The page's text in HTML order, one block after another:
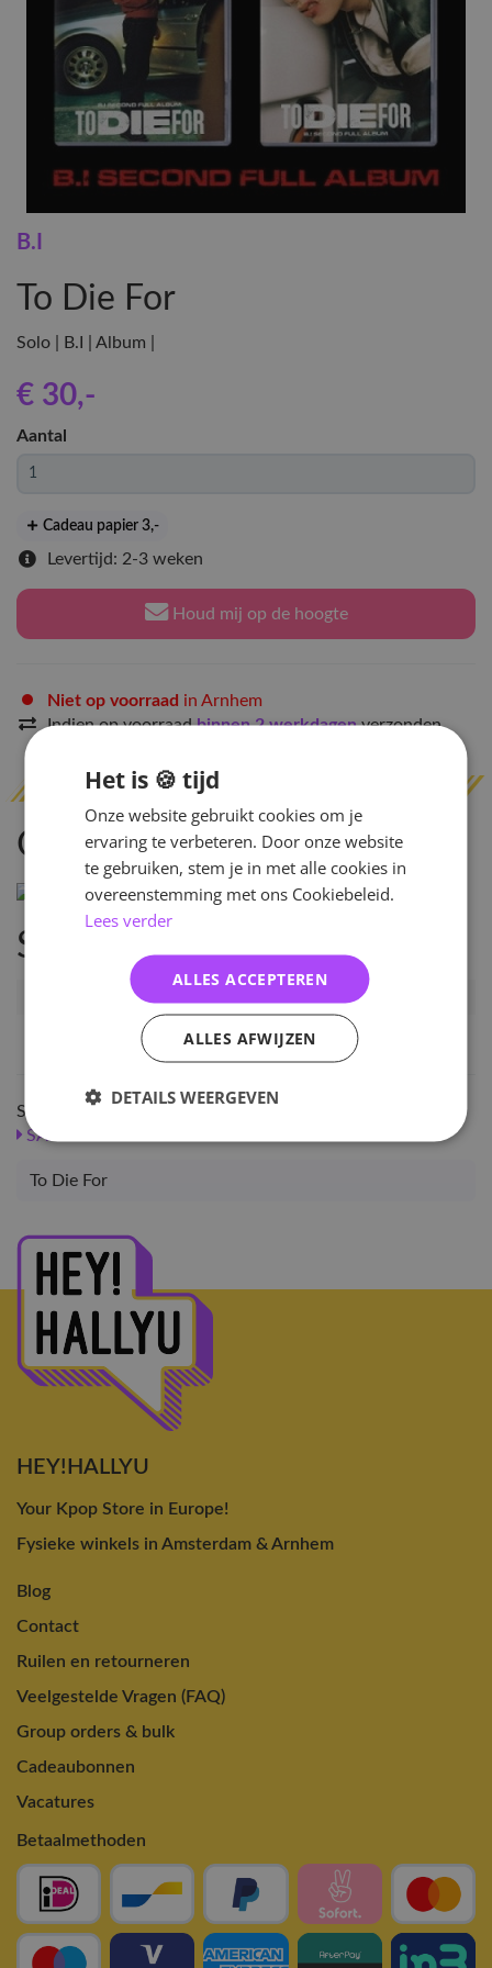
B.I
To Die For
Solo | B.I | Album |
€ 30,-
Aantal
Cadeau papier 3,-
Levertijd: 2-3 weken
Houd mij op de hoogte
Niet op voorraad in Arnhem
Indien op voorraadbinnen 2 werkdagenverzonden
Omschrijving
Specificaties
Artikelnummer
7667542375565
Shop meer
SALE
To Die For
HEY!HALLYU
Your Kpop Store in Europe!
Fysieke winkels in Amsterdam & Arnhem
Blog
Contact
Ruilen en retourneren
Veelgestelde Vragen (FAQ)
Group orders & bulk
Cadeaubonnen
Vacatures
Betaalmethoden
Het is 🍪 tijd
Onze website gebruikt cookies om je
ervaring te verbeteren. Door onze website
te gebruiken, stem je in met alle cookies in
overeenstemming met ons Cookiebeleid.
Lees verder
ALLES ACCEPTEREN
ALLES AFWIJZEN
DETAILS WEERGEVEN